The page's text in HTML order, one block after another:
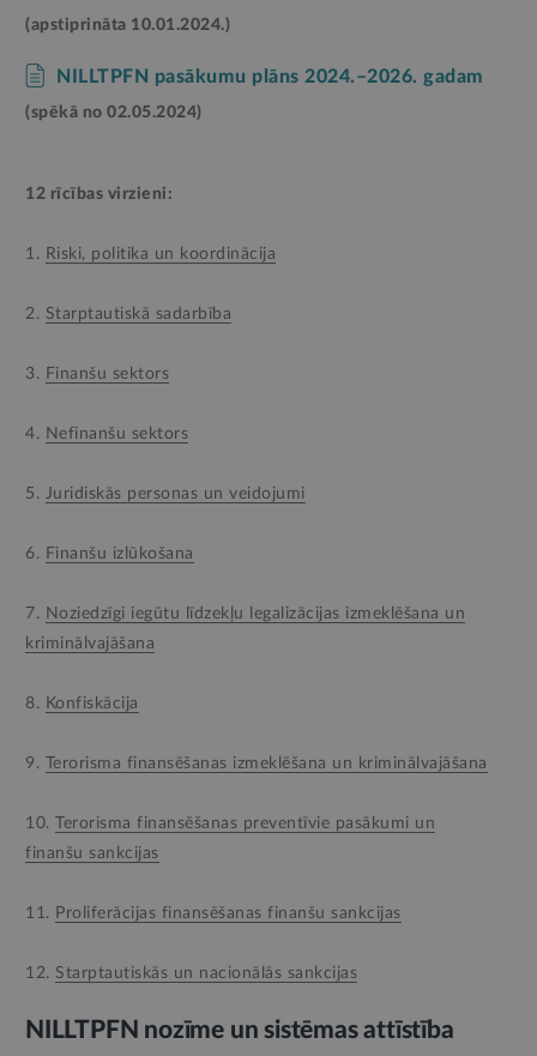
(apstiprināta 10.01.2024.)
NILLTPFN pasākumu plāns 2024.–2026. gadam
(spēkā no 02.05.2024)
12 rīcības virzieni:
1. Riski, politika un koordinācija
2. Starptautiskā sadarbība
3. Finanšu sektors
4. Nefinanšu sektors
5. Juridiskās personas un veidojumi
6. Finanšu izlūkošana
7. Noziedzīgi iegūtu līdzekļu legalizācijas izmeklēšana un
kriminālvajāšana
8. Konfiskācija
9. Terorisma finansēšanas izmeklēšana un kriminālvajāšana
10. Terorisma finansēšanas preventīvie pasākumi un
finanšu sankcijas
11. Proliferācijas finansēšanas finanšu sankcijas
12. Starptautiskās un nacionālās sankcijas
NILLTPFN nozīme un sistēmas attīstība